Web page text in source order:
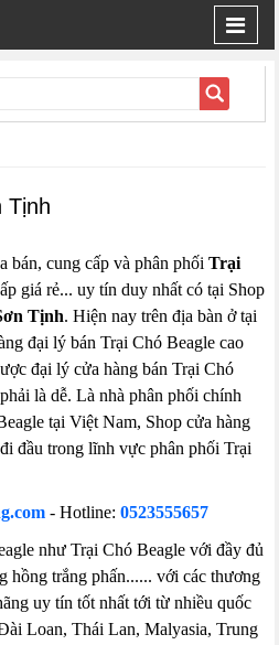
Tịnh
bán, cung cấp và phân phốiTrại
giá rẻ... uy tín duy nhất có tại Shop
Tịnh. Hiện nay trên địa bàn ở tại
đại lý bán Trại Chó Beagle cao
đại lý cửa hàng bán Trại Chó
là dễ. Là nhà phân phối chính
tại Việt Nam, Shop cửa hàng
đi đầu trong lĩnh vực phân phối Trại
- Hotline: 0523555657
như Trại Chó Beagle với đầy đủ
hồng trắng phấn...... với các thương
uy tín tốt nhất tới từ nhiều quốc
Loan, Thái Lan, Malyasia, Trung